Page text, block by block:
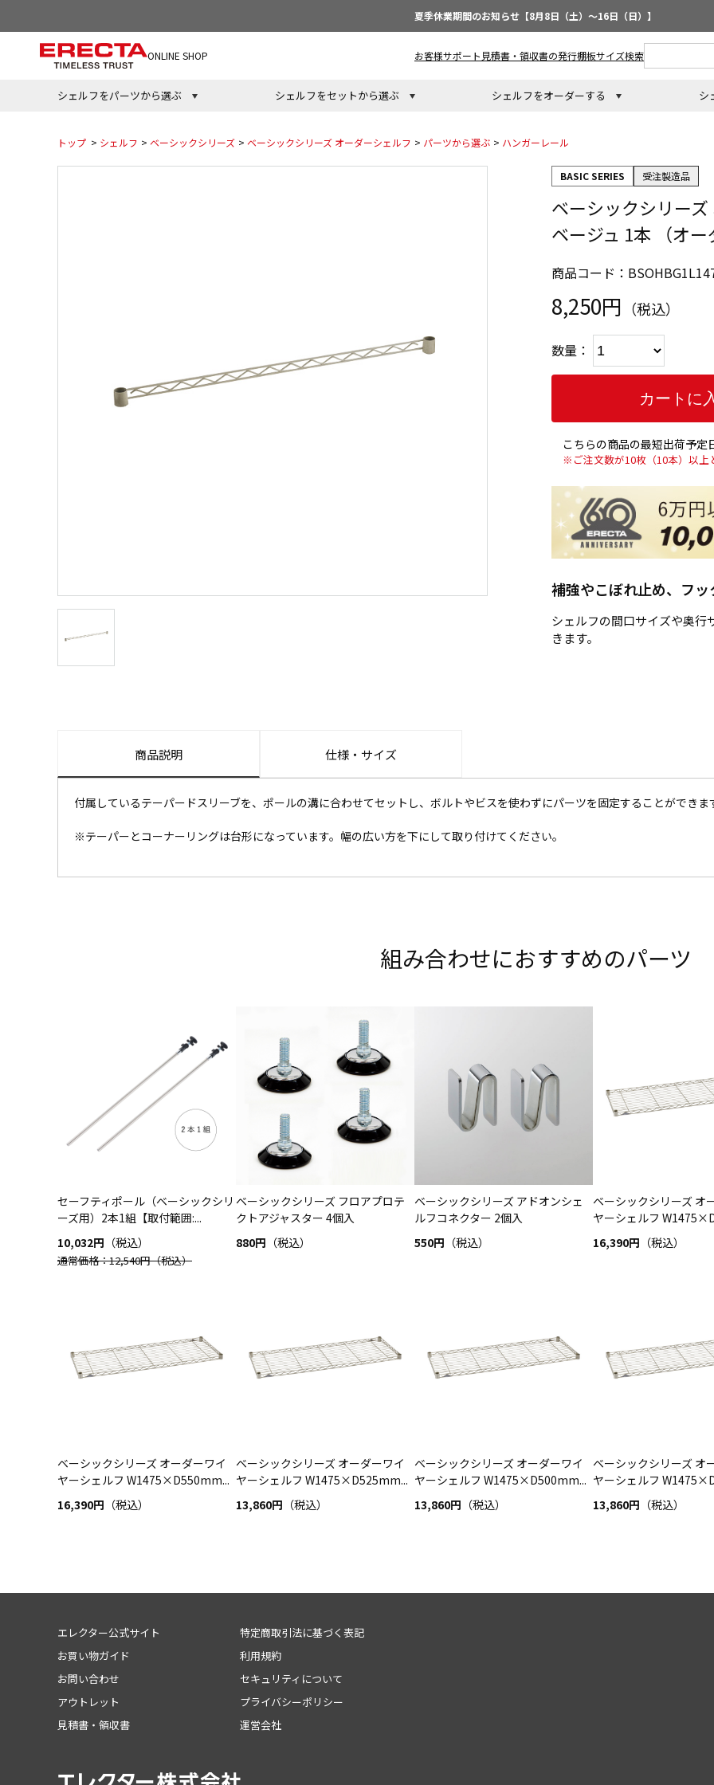
夏季休業期間のお知らせ【8月8日（土）～16日（日）】
ONLINE SHOP お客様サポート 見積書・領収書の発行棚板サイズ検索
シェルフをパーツから選ぶ シェルフをセットから選ぶ シェルフをオーダーする シ
トップ > シェルフ > ベーシックシリーズ > ベーシックシリーズ オーダーシェルフ > パーツから選ぶ > ハンガーレール
BASIC SERIES 受注製造品
ベーシックシリー
ベージュ 1本 （オ
商品コード：
8,250円 （税込）
数量：
こちらの商品の最短出荷予
※ご注文数が10枚（10本）以上
補強やこぼれ止め、フ
シェルフの間口サイズや奥
きます。
商品説明 仕様・サイズ
付属しているテーパードスリーブを、ポールの溝に合わせてセットし、ボルトやビスを使わずにパーツを固定することができま
※テーパーとコーナーリングは台形になっています。幅の広い方を下にして取り付けてください。
組み合わせにおすすめのパーツ
セーフティポール（ベーシックシリ
ーズ用）2本1組【取付範囲:...
10,032円 （税込）
通常価格：12,540円（税込）
ベーシックシリーズ フロアプロテ
クトアジャスター 4個入
880円 （税込）
ベーシックシリーズ アドオンシェ
ルフコネクター 2個入
550円 （税込）
ベーシックシリーズ オ
ヤーシェルフ
16,390円 （税込）
ベーシックシリーズ オーダーワイ
ヤーシェルフ W1475×D550mm...
16,390円 （税込）
ベーシックシリーズ オーダーワイ
ヤーシェルフ W1475×D525mm...
13,860円 （税込）
ベーシックシリーズ オーダーワイ
ヤーシェルフ W1475×D500mm...
13,860円 （税込）
ベーシックシリーズ オ
ヤーシェルフ
13,860円 （税込）
エレクター公式サイト
お買い物ガイド
お問い合わせ
アウトレット
見積書・領収書
特定商取引法に基づく表記
利用規約
セキュリティについて
プライバシーポリシー
運営会社